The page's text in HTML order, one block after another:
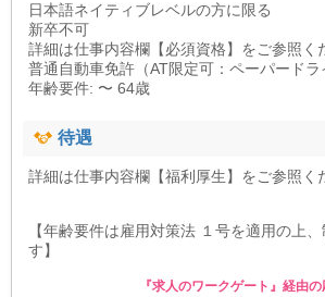
日本語ネイティブレベルの方に限る
新卒不可
詳細は仕事内容欄【必須資格】をご参照く
普通自動車免許（AT限定可：ペーパードラ
年齢要件: 〜 64歳
待遇
詳細は仕事内容欄【福利厚生】をご参照く
【年齢要件は雇用対策法 １号を適用の上
す】
『求人のワークゲート』経由